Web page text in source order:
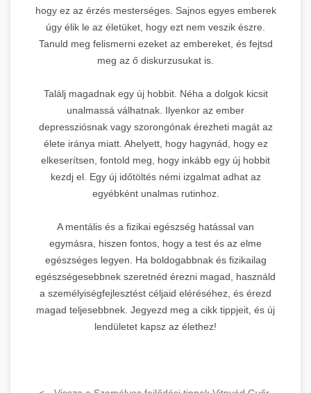
hogy ez az érzés mesterséges. Sajnos egyes emberek
úgy élik le az életüket, hogy ezt nem veszik észre.
Tanuld meg felismerni ezeket az embereket, és fejtsd
meg az ő diskurzusukat is.
Találj magadnak egy új hobbit. Néha a dolgok kicsit
unalmassá válhatnak. Ilyenkor az ember
depressziósnak vagy szorongónak érezheti magát az
élete iránya miatt. Ahelyett, hogy hagynád, hogy ez
elkeserítsen, fontold meg, hogy inkább egy új hobbit
kezdj el. Egy új időtöltés némi izgalmat adhat az
egyébként unalmas rutinhoz.
A mentális és a fizikai egészség hatással van
egymásra, hiszen fontos, hogy a test és az elme
egészséges legyen. Ha boldogabbnak és fizikailag
egészségesebbnek szeretnéd érezni magad, használd
a személyiségfejlesztést céljaid eléréséhez, és érezd
magad teljesebbnek. Jegyezd meg a cikk tippjeit, és új
lendületet kapsz az élethez!